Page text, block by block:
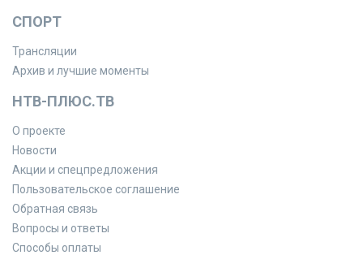
СПОРТ
Трансляции
Архив и лучшие моменты
НТВ-ПЛЮС.ТВ
О проекте
Новости
Акции и спецпредложения
Пользовательское соглашение
Обратная связь
Вопросы и ответы
Способы оплаты